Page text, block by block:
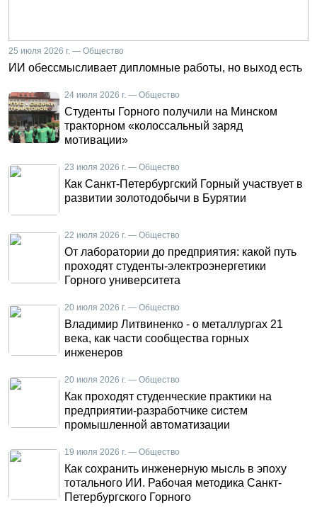
25 июля 2026 г. — Общество
ИИ обессмысливает дипломные работы, но выход есть
24 июля 2026 г. — Общество
Студенты Горного получили на Минском
тракторном «колоссальный заряд
мотивации»
23 июля 2026 г. — Общество
Как Санкт-Петербургский Горный участвует в
развитии золотодобычи в Бурятии
22 июля 2026 г. — Общество
От лаборатории до предприятия: какой путь
проходят студенты-электроэнергетики
Горного университета
20 июля 2026 г. — Общество
Владимир Литвиненко - о металлургах 21
века, как части сообщества горных
инженеров
20 июля 2026 г. — Общество
Как проходят студенческие практики на
предприятии-разработчике систем
промышленной автоматизации
19 июля 2026 г. — Общество
Как сохранить инженерную мысль в эпоху
тотального ИИ. Рабочая методика Санкт-
Петербургского Горного